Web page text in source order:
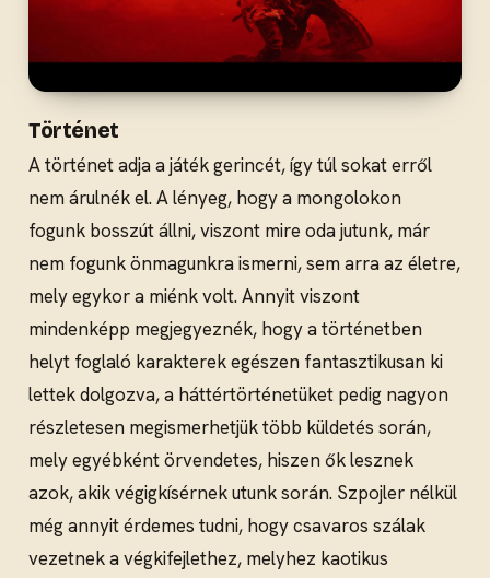
Történet
A történet adja a játék gerincét, így túl sokat erről
nem árulnék el. A lényeg, hogy a mongolokon
fogunk bosszút állni, viszont mire oda jutunk, már
nem fogunk önmagunkra ismerni, sem arra az életre,
mely egykor a miénk volt. Annyit viszont
mindenképp megjegyeznék, hogy a történetben
helyt foglaló karakterek egészen fantasztikusan ki
lettek dolgozva, a háttértörténetüket pedig nagyon
részletesen megismerhetjük több küldetés során,
mely egyébként örvendetes, hiszen ők lesznek
azok, akik végigkísérnek utunk során. Szpojler nélkül
még annyit érdemes tudni, hogy csavaros szálak
vezetnek a végkifejlethez, melyhez kaotikus